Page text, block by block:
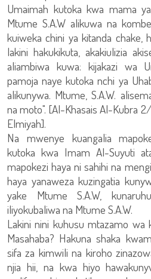
Umaimah kutoka kwa mama
Mtume S.A.W alikuwa na
kuiweka chini ya kitanda chake,
lakini hakukikuta, akakiulizia
aliambiwa kuwa: kijakazi wa
pamoja naye kutoka nchi ya
alikunywa. Mtume, S.A.W.
na moto". [Al-Khasais Al-Kubra
Elmiyah].
Na mwenye kuangalia
kutoka kwa Imam Al-Suyuti
mapokezi haya ni sahihi na
haya yanaweza kuzingatia
yake Mtume S.A.W,
iliyokubaliwa na Mtume S.A.W.
Lakini nini kuhusu mtazamo wa
Masahaba? Hakuna shaka
sifa za kimwili na kiroho
njia hii, na kwa hiyo